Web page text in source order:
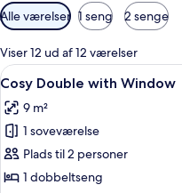
Tilgængelige
filtre
for
værelser
Alle værelser 1 seng 2 senge
Viser 12 ud af 12 værelser
Indlæs
alle
billeder
af
Cosy
Double
10
Cosy Double with Window
9 m²
1 soveværelse
Plads til 2 personer
1 dobbeltseng